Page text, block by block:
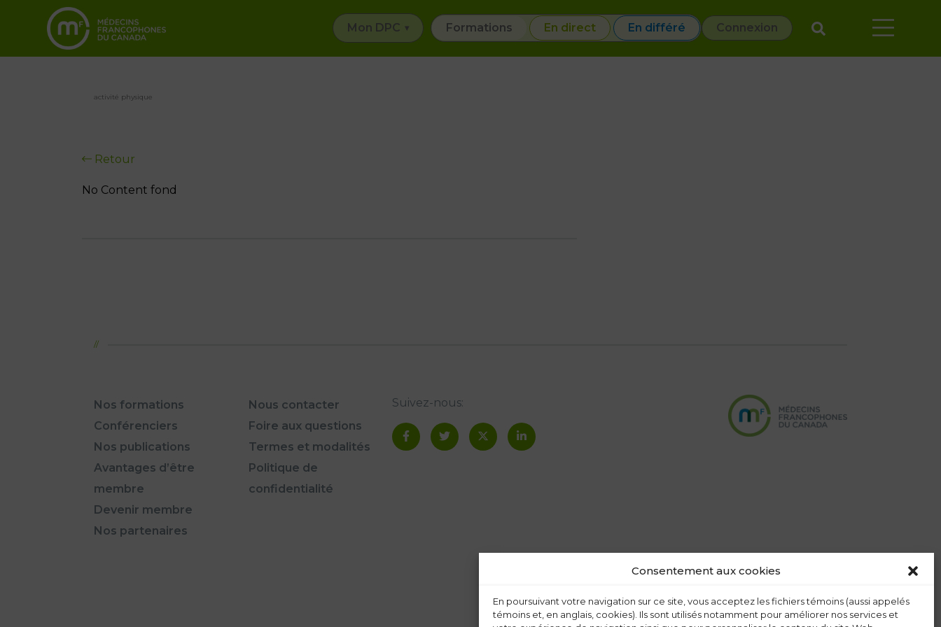
Consentement aux cookies
En poursuivant votre navigation sur ce site, vous acceptez les fichiers témoins (aussi appelés
témoins et, en anglais, cookies). Ils sont utilisés notamment pour améliorer nos services et
Mon DPC Formations En direct En différé Connexion
activité physique
Retour
No Content fond
Nos formations
Conférenciers
Nos publications
Avantages d’être
membre
Devenir membre
Nos partenaires
Nous contacter
Foire aux questions
Termes et modalités
Politique de
confidentialité
Suivez-nous: